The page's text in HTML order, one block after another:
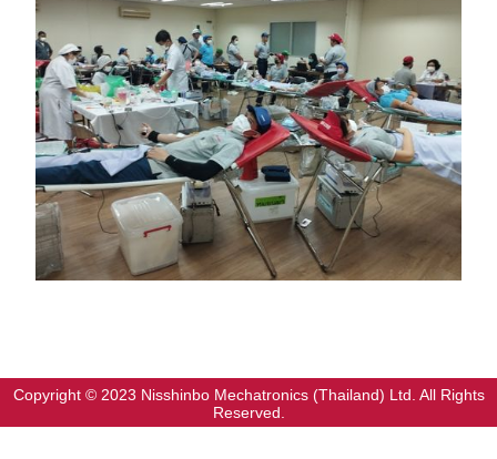
Copyright © 2023 Nisshinbo Mechatronics (Thailand) Ltd. All Rights
Reserved.